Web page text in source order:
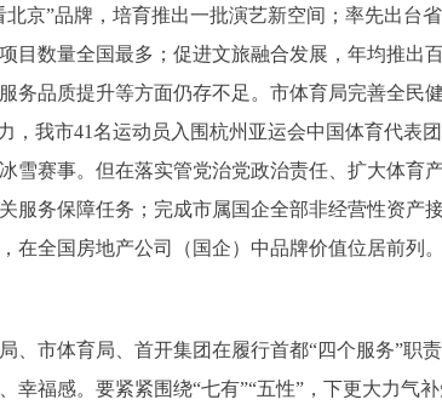
京”品牌，培育推出一批演艺新空间；率先出台
目数量全国最多；促进文旅融合发展，年均推出
务品质提升等方面仍存不足。市体育局完善全民
我市41名运动员入围杭州亚运会中国体育代表
雪赛事。但在落实管党治党政治责任、扩大体育
服务保障任务；完成市属国企全部非经营性资产
在全国房地产公司（国企）中品牌价值位居前列
市体育局、首开集团在履行首都“四个服务”职
福感。要紧紧围绕“七有”“五性”，下更大力气补